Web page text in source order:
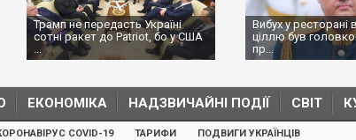
Трамп не передасть Україні
сотні ракет до Patriot, бо у США
...
Вибух у ресторані
ціллю був
пр...
ЕКОНОМІКА НАДЗВИЧАЙНІ ПОДІЇ СВІТ
COVID-19 ТАРИФИ ПОДВИГИ УКРАЇНЦІВ